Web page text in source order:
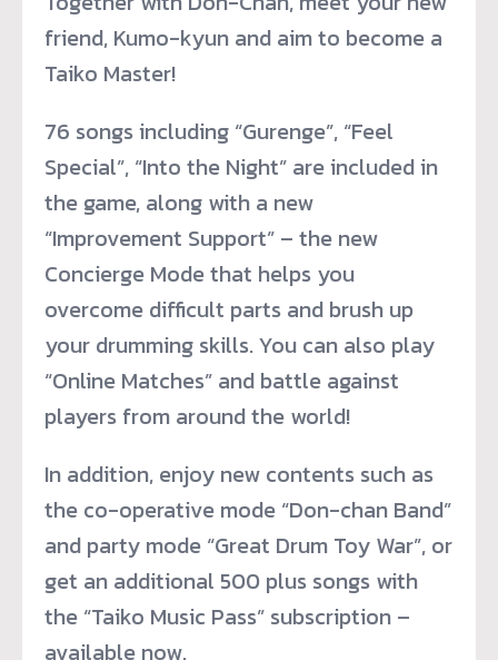
friend, Kumo-kyun and aim to become a
Taiko Master!
76 songs including “Gurenge”, “Feel
Special”, “Into the Night” are included in
the game, along with a new
“Improvement Support” – the new
Concierge Mode that helps you
overcome difficult parts and brush up
your drumming skills. You can also play
“Online Matches” and battle against
players from around the world!
In addition, enjoy new contents such as
the co-operative mode “Don-chan Band”
and party mode “Great Drum Toy War”, or
get an additional 500 plus songs with
the “Taiko Music Pass” subscription –
available now.